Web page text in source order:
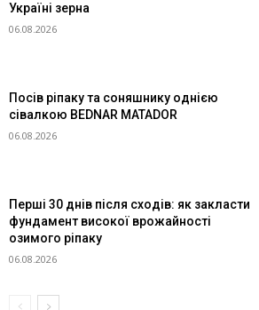
Україні зерна
06.08.2026
Посів ріпаку та соняшнику однією
сівалкою BEDNAR MATADOR
06.08.2026
Перші 30 днів після сходів: як закласти
фундамент високої врожайності
озимого ріпаку
06.08.2026